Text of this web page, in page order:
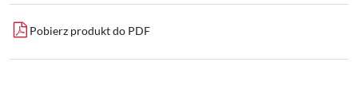
Pobierz produkt do PDF